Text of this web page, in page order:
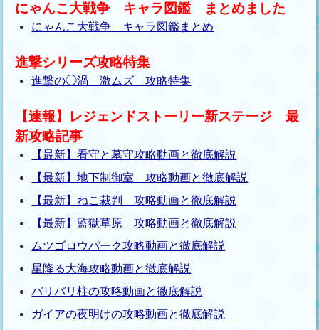
にゃんこ大戦争 キャラ図鑑 まとめました
にゃんこ大戦争 キャラ図鑑まとめ
進撃シリーズ攻略特集
進撃の◯渦 激ムズ 攻略特集
【速報】レジェンドストーリー新ステージ 最
新攻略記事
【最新】看守と墓守攻略動画と徹底解説
【最新】地下制御室 攻略動画と徹底解説
【最新】ねこ裁判 攻略動画と徹底解説
【最新】監獄草原 攻略動画と徹底解説
ムツゴロウパーク攻略動画と徹底解説
星降る大海攻略動画と徹底解説
バリバリ柱の攻略動画と徹底解説
ガイアの夜明けの攻略動画と徹底解説